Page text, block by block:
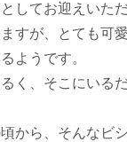
してお迎えいた
すが、とても可
ようです。
く、そこにいる
から、そんなビ